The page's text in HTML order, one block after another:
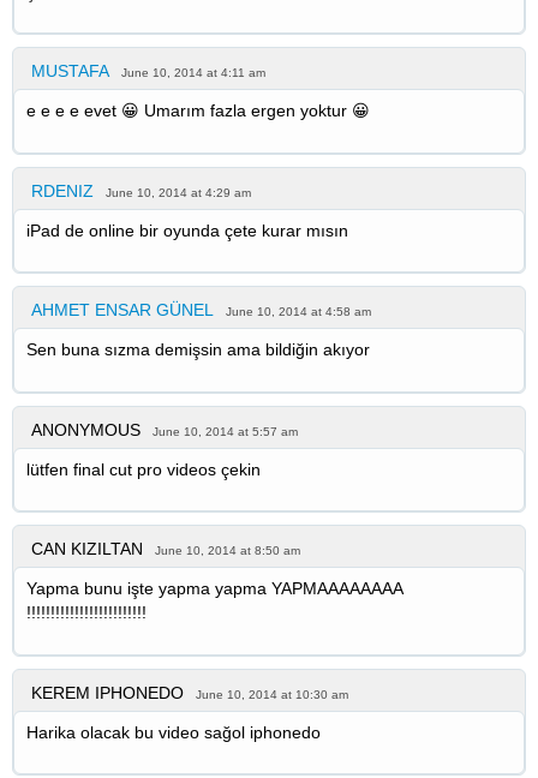
MUSTAFA June 10, 2014 at 4:11 am
e e e e evet 😀 Umarım fazla ergen yoktur 😀
RDENIZ June 10, 2014 at 4:29 am
iPad de online bir oyunda çete kurar mısın
AHMET ENSAR GÜNEL June 10, 2014 at 4:58 am
Sen buna sızma demişsin ama bildiğin akıyor
ANONYMOUS June 10, 2014 at 5:57 am
lütfen final cut pro videos çekin
CAN KIZILTAN June 10, 2014 at 8:50 am
Yapma bunu işte yapma yapma YAPMAAAAAAAA
!!!!!!!!!!!!!!!!!!!!!!!!!
KEREM IPHONEDO June 10, 2014 at 10:30 am
Harika olacak bu video sağol iphonedo